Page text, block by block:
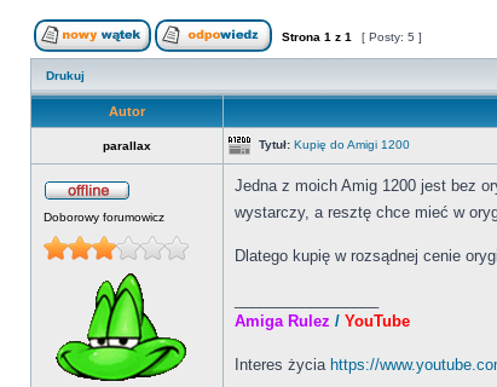
Strona 1 z 1 [ Posty: 5 ]
Drukuj
Autor
parallax Tytuł: Kupię do Amigi 1200
Doborowy forumowicz
Jedna z moich Amig 1200 jest bez
wystarczy, a resztę chce mieć w
Dlatego kupię w rozsądnej cenie
Amiga Rulez / YouTube
Interes życia https://